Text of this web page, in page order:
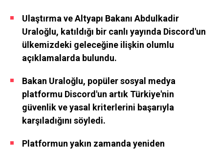
Ulaştırma ve Altyapı Bakanı Abdulkadir
Uraloğlu, katıldığı bir canlı yayında Discord'un
ülkemizdeki geleceğine ilişkin olumlu
açıklamalarda bulundu.
Bakan Uraloğlu, popüler sosyal medya
platformu Discord'un artık Türkiye'nin
güvenlik ve yasal kriterlerini başarıyla
karşıladığını söyledi.
Platformun yakın zamanda yeniden